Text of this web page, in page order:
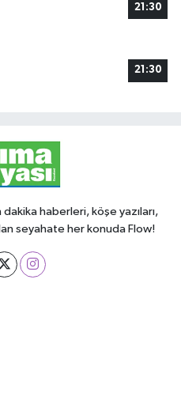
21:30
21:30
haberleri, köşe yazıları,
seyahate her konuda Flow!